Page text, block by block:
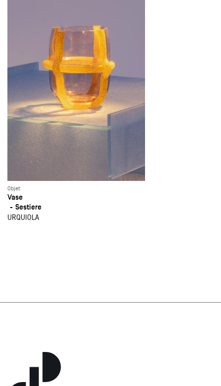
Objet
Vase
Sestiere
URQUIOLA